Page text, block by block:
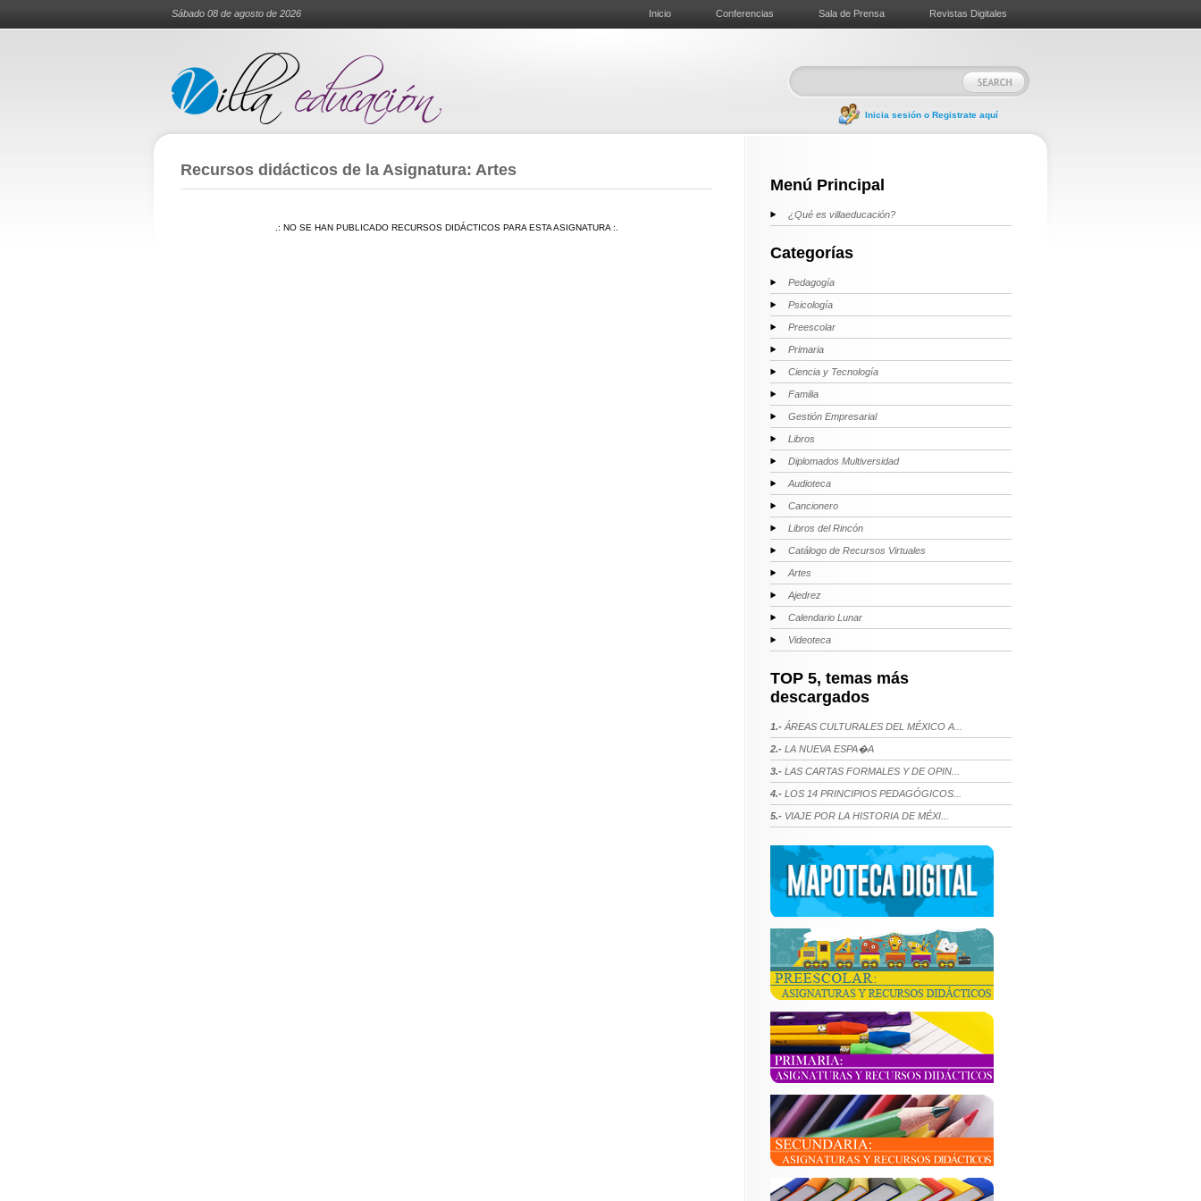
Sábado 08 de agosto de 2026 Inicio Conferencias Sala de Prensa Revistas Digitales
Inicia sesión o Registrate aquí
Recursos didácticos de la Asignatura: Artes
.: NO SE HAN PUBLICADO RECURSOS DIDÁCTICOS PARA ESTA ASIGNATURA :.
Menú Principal
¿Qué es villaeducación?
Categorías
Pedagogía
Psicología
Preescolar
Primaria
Ciencia y Tecnología
Familia
Gestión Empresarial
Libros
Diplomados Multiversidad
Audioteca
Cancionero
Libros del Rincón
Catálogo de Recursos Virtuales
Artes
Ajedrez
Calendario Lunar
Videoteca
TOP 5, temas más
descargados
1.- ÁREAS CULTURALES DEL MÉXICO A...
2.- LA NUEVA ESPA�A
3.- LAS CARTAS FORMALES Y DE OPIN...
4.- LOS 14 PRINCIPIOS PEDAGÓGICOS...
5.- VIAJE POR LA HISTORIA DE MÉXI...